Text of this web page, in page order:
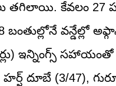
తగిలాయి. కేవలం 27
వన్డేల్లో
ఇన్నింగ్స్ సహాయంతో
దూబే (3/47),